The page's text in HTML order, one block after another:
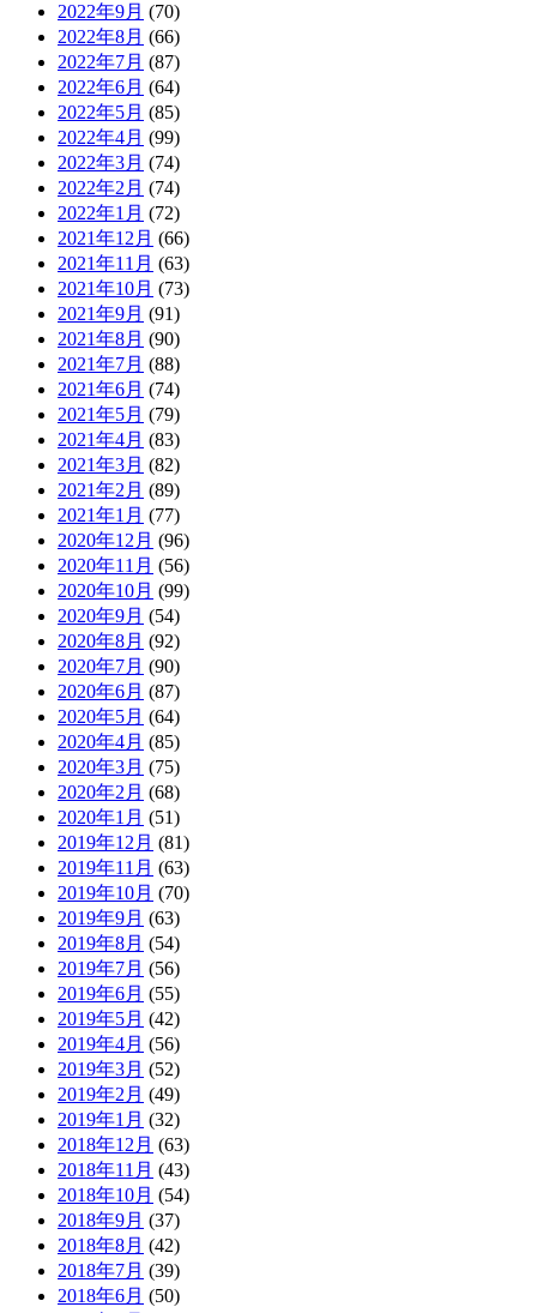
2022年9月 (70)
2022年8月 (66)
2022年7月 (87)
2022年6月 (64)
2022年5月 (85)
2022年4月 (99)
2022年3月 (74)
2022年2月 (74)
2022年1月 (72)
2021年12月 (66)
2021年11月 (63)
2021年10月 (73)
2021年9月 (91)
2021年8月 (90)
2021年7月 (88)
2021年6月 (74)
2021年5月 (79)
2021年4月 (83)
2021年3月 (82)
2021年2月 (89)
2021年1月 (77)
2020年12月 (96)
2020年11月 (56)
2020年10月 (99)
2020年9月 (54)
2020年8月 (92)
2020年7月 (90)
2020年6月 (87)
2020年5月 (64)
2020年4月 (85)
2020年3月 (75)
2020年2月 (68)
2020年1月 (51)
2019年12月 (81)
2019年11月 (63)
2019年10月 (70)
2019年9月 (63)
2019年8月 (54)
2019年7月 (56)
2019年6月 (55)
2019年5月 (42)
2019年4月 (56)
2019年3月 (52)
2019年2月 (49)
2019年1月 (32)
2018年12月 (63)
2018年11月 (43)
2018年10月 (54)
2018年9月 (37)
2018年8月 (42)
2018年7月 (39)
2018年6月 (50)